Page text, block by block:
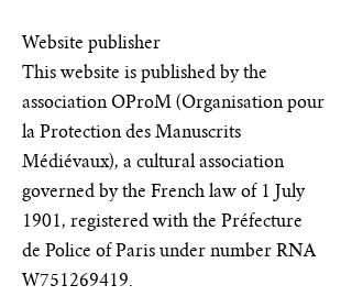
Website publisher
This website is published by the
association OProM (Organisation pour
la Protection des Manuscrits
Médiévaux), a cultural association
governed by the French law of 1 July
1901, registered with the Préfecture
de Police of Paris under number RNA
W751269419.